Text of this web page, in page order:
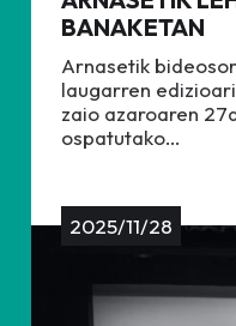
BANAKETAN
Arnasetik
laugarren
zaio azaroaren
ospatutako…
2025/11/28